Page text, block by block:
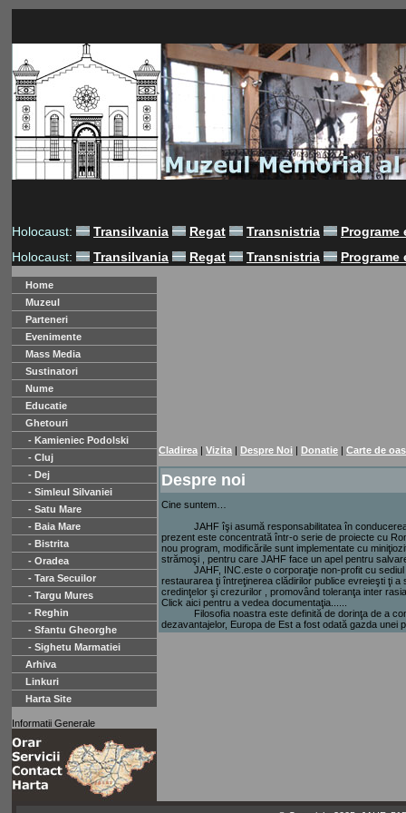
Holocaust: Transilvania Regat Transnistria
Programe
Holocaust:
Transilvania Regat Transnistria Programe
Home
Muzeul
Parteneri
Evenimente
Mass Media
Sustinatori
Nume
Educatie
Ghetouri
- Kamieniec Podolski
- Cluj
- Dej
- Simleul Silvaniei
- Satu Mare
- Baia Mare
- Bistrita
- Oradea
- Tara Secuilor
- Targu Mures
- Reghin
- Sfantu Gheorghe
- Sighetu Marmatiei
Arhiva
Linkuri
Harta Site
Informatii Generale
Cladirea | Vizita | Despre Noi | Donatie | Carte de
Despre noi
Cine suntem…
JAHF îşi asumă responsabilitatea în conducerea
prezent este concentrată într-o serie de proiecte cu
nou program, modificările sunt implementate cu
strămoşi , pentru care JAHF face un apel pentru
JAHF, INC.este o corporaţie non-profit cu sediul în
restaurarea ţi întreţinerea clădirilor publice evreieşti ţi
credinţelor şi crezurilor , promovând toleranţa inter
Click aici pentru a vedea documentaţia......
Filosofia noastra este definită de dorinţa de a
dezavantajelor, Europa de Est a fost odată gazda unei